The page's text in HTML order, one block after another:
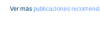
Ver más publicaciones